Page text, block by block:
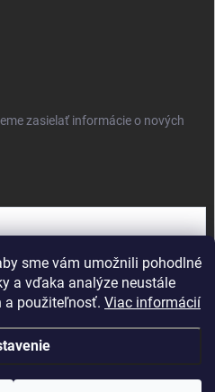
sme vám umožnili pohodlné
a vďaka analýze neustále
a použiteľnosť. Viac informácií
zasielať informácie o nových
ochrany osobných údajov